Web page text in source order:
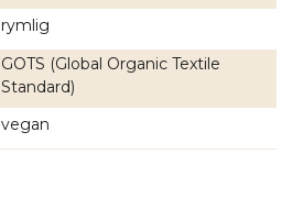
rymlig
GOTS (Global Organic Textile
Standard)
vegan